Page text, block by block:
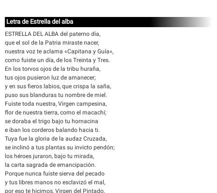
Letra de Estrella del alba
ESTRELLA DEL ALBA del paterno día,
que el sol de la Patria miraste nacer,
nuestra voz te aclama «Capitana y Guía»,
como fuiste un día, de los Treinta y Tres.
En los torvos ojos de la tribu huraña,
tus ojos pusieron luz de amanecer;
y en sus fieros labios, que crispa la saña,
puso sus blanduras tu nombre de miel.
Fuiste toda nuestra, Virgen campesina,
flor de nuestra tierra, como el macachí;
se doraba el trigo bajo tu hornacina
e iban los corderos balando hacia ti.
Tuya fue la gloria de la audaz Cruzada,
se inclinó a tus plantas su invicto pendón;
los héroes juraron, bajo tu mirada,
la carta sagrada de emancipación.
Porque nunca fuiste sierva del pecado
y tus libres manos no esclavizó el mal,
por eso te hicimos, Virgen del Pintado,